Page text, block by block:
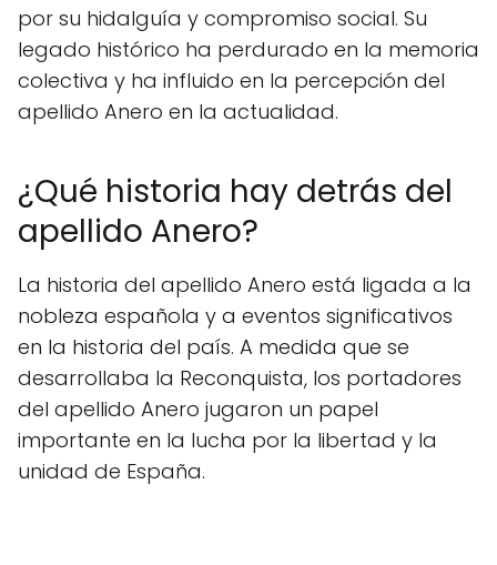
por su hidalguía y compromiso social. Su
legado histórico ha perdurado en la memoria
colectiva y ha influido en la percepción del
apellido Anero en la actualidad.
¿Qué historia hay detrás del
apellido Anero?
La historia del apellido Anero está ligada a la
nobleza española y a eventos significativos
en la historia del país. A medida que se
desarrollaba la Reconquista, los portadores
del apellido Anero jugaron un papel
importante en la lucha por la libertad y la
unidad de España.